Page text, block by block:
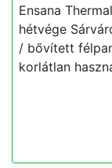
Ensana
hétvége
/ bővített
korlátlan